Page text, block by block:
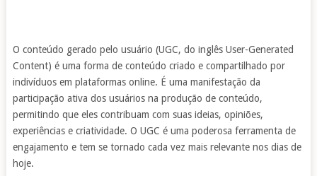
O conteúdo gerado pelo usuário (UGC, do inglês User-Generated
Content) é uma forma de conteúdo criado e compartilhado por
indivíduos em plataformas online. É uma manifestação da
participação ativa dos usuários na produção de conteúdo,
permitindo que eles contribuam com suas ideias, opiniões,
experiências e criatividade. O UGC é uma poderosa ferramenta de
engajamento e tem se tornado cada vez mais relevante nos dias de
hoje.